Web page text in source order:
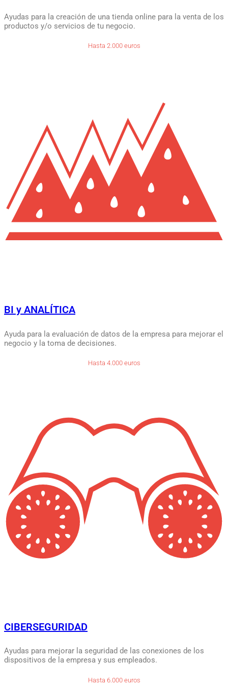
Ayudas para la creación de una tienda online para la venta de los
productos y/o servicios de tu negocio.
Hasta 2.000 euros
BI y ANALÍTICA
Ayuda para la evaluación de datos de la empresa para mejorar el
negocio y la toma de decisiones.
Hasta 4.000 euros
CIBERSEGURIDAD
Ayudas para mejorar la seguridad de las conexiones de los
dispositivos de la empresa y sus empleados.
Hasta 6.000 euros